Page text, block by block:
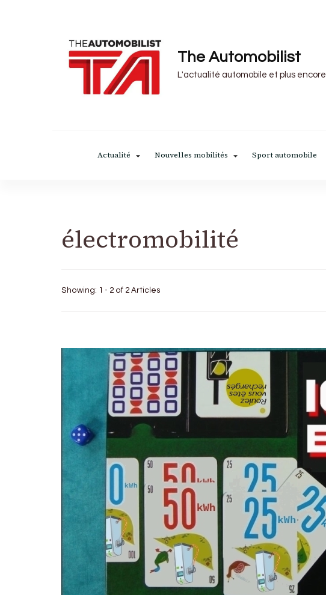
The Automobilist
L'actualité automobile et plus encore
Actualité Nouvelles mobilités Sport automobile
électromobilité
Showing: 1 - 2 of 2 Articles